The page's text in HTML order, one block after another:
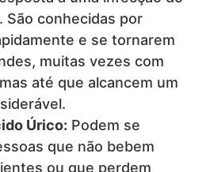
São conhecidas por
e se tornarem
muitas vezes com
até que alcancem um
Úrico: Podem se
que não bebem
ou que perdem